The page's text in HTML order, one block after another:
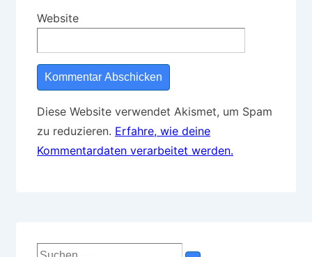
Website
Diese Website verwendet Akismet, um Spam
zu reduzieren. Erfahre, wie deine
Kommentardaten verarbeitet werden.
Suchen